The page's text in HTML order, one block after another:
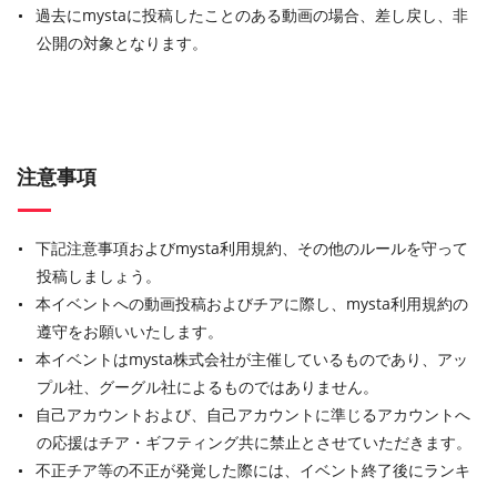
過去にmystaに投稿したことのある動画の場合、差し戻し、非
公開の対象となります。
注意事項
下記注意事項およびmysta利用規約、その他のルールを守って
投稿しましょう。
本イベントへの動画投稿およびチアに際し、mysta利用規約の
遵守をお願いいたします。
本イベントはmysta株式会社が主催しているものであり、アッ
プル社、グーグル社によるものではありません。
自己アカウントおよび、自己アカウントに準じるアカウントへ
の応援はチア・ギフティング共に禁止とさせていただきます。
不正チア等の不正が発覚した際には、イベント終了後にランキ